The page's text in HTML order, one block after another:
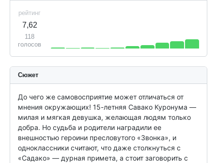
рейтинг
7,62
118
голосов
Сюжет
До чего же самовосприятие может отличаться от
мнения окружающих! 15-летняя Савако Куронума —
милая и мягкая девушка, желающая людям только
добра. Но судьба и родители наградили ее
внешностью героини пресловутого «Звонка», и
одноклассники считают, что даже столкнуться с
«Садако» — дурная примета, а стоит заговорить с